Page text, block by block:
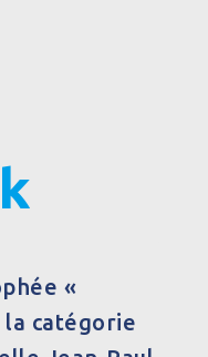
«
la catégorie